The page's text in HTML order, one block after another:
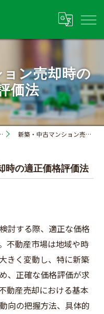
ン売却時の
価法
新築・中古マンション売却時の適正価格評価法
時の適正価格評価法
討する際、適正な価格
不動産市場は地域や時
きく変動し、特に新築
、正確な価格評価が求
動産売却における基本
向の把握方法、具体的